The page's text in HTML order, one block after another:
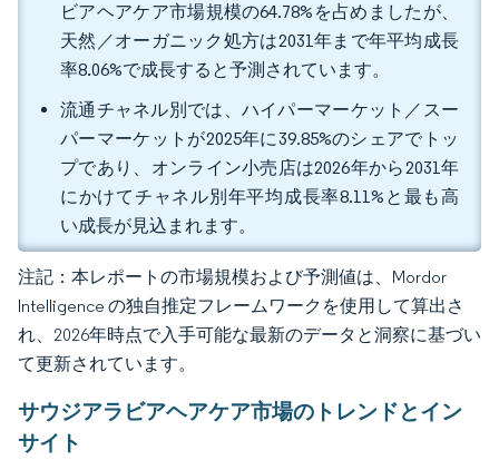
ビアヘアケア市場規模の64.78%を占めましたが、
天然／オーガニック処方は2031年まで年平均成長
率8.06%で成長すると予測されています。
流通チャネル別では、ハイパーマーケット／スー
パーマーケットが2025年に39.85%のシェアでトッ
プであり、オンライン小売店は2026年から2031年
にかけてチャネル別年平均成長率8.11%と最も高
い成長が見込まれます。
注記：本レポートの市場規模および予測値は、Mordor
Intelligence の独自推定フレームワークを使用して算出さ
れ、2026年時点で入手可能な最新のデータと洞察に基づい
て更新されています。
サウジアラビアヘアケア市場のトレンドとイン
サイト